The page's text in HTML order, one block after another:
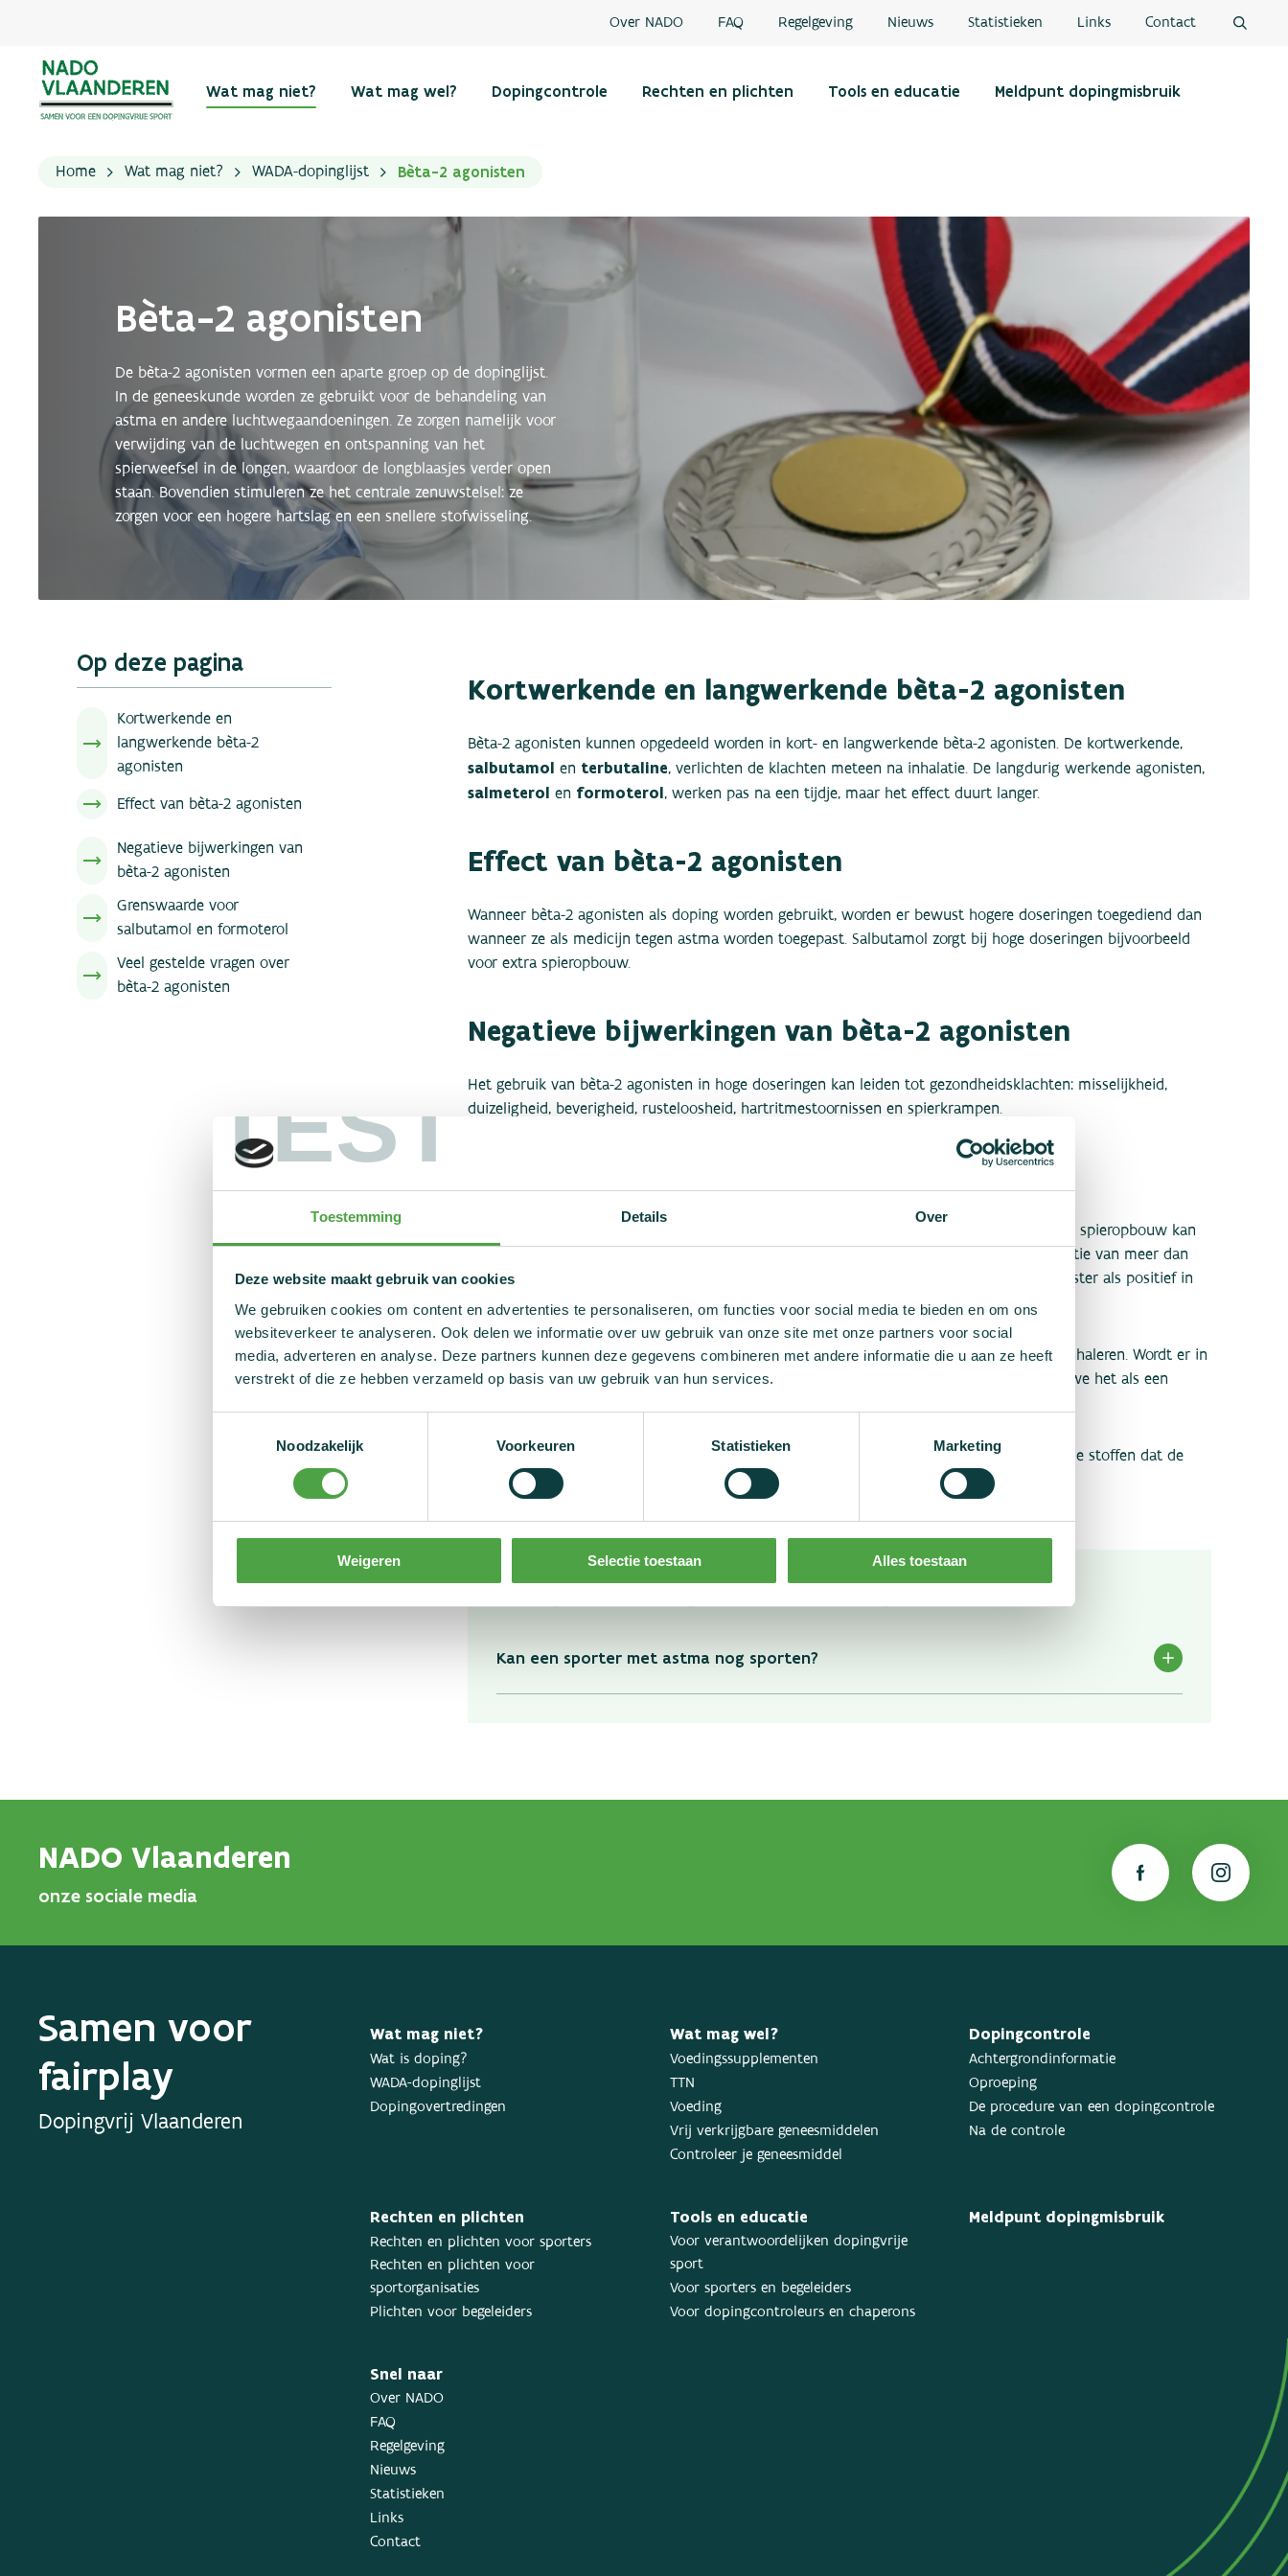
TEST
Toestemming Details Over
Deze website maakt gebruik van cookies
We gebruiken cookies om content en advertenties te personaliseren, om functies voor social media te bieden en om ons
websiteverkeer te analyseren. Ook delen we informatie over uw gebruik van onze site met onze partners voor social
media, adverteren en analyse. Deze partners kunnen deze gegevens combineren met andere informatie die u aan ze heeft
verstrekt of die ze hebben verzameld op basis van uw gebruik van hun services.
Noodzakelijk
Voorkeuren Statistieken Marketing
Weigeren Selectie toestaan Alles toestaan
Over NADO FAQ Regelgeving Nieuws Statistieken Links Contact
Wat mag niet? Wat mag wel? Dopingcontrole Rechten en plichten Tools en educatie Meldpunt dopingmisbruik
Home Wat mag niet? WADA-dopinglijst Bèta-2 agonisten
Bèta-2 agonisten
De bèta-2 agonisten vormen een aparte groep op de dopinglijst.
In de geneeskunde worden ze gebruikt voor de behandeling van
astma en andere luchtwegaandoeningen. Ze zorgen namelijk voor
verwijding van de luchtwegen en ontspanning van het
spierweefsel in de longen, waardoor de longblaasjes verder open
staan. Bovendien stimuleren ze het centrale zenuwstelsel: ze
zorgen voor een hogere hartslag en een snellere stofwisseling.
Op deze pagina
Kortwerkende en
langwerkende bèta-2
agonisten
Effect van bèta-2 agonisten
Negatieve bijwerkingen van
bèta-2 agonisten
Grenswaarde voor
salbutamol en formoterol
Veel gestelde vragen over
bèta-2 agonisten
Kortwerkende en langwerkende bèta-2 agonisten
Bèta-2 agonisten kunnen opgedeeld worden in kort- en langwerkende bèta-2 agonisten. De kortwerkende,
salbutamol en terbutaline, verlichten de klachten meteen na inhalatie. De langdurig werkende agonisten,
salmeterol en formoterol, werken pas na een tijdje, maar het effect duurt langer.
Effect van bèta-2 agonisten
Wanneer bèta-2 agonisten als doping worden gebruikt, worden er bewust hogere doseringen toegediend dan
wanneer ze als medicijn tegen astma worden toegepast. Salbutamol zorgt bij hoge doseringen bijvoorbeeld
voor extra spieropbouw.
Negatieve bijwerkingen van bèta-2 agonisten
Het gebruik van bèta-2 agonisten in hoge doseringen kan leiden tot gezondheidsklachten: misselijkheid,
duizeligheid, beverigheid, rusteloosheid, hartritmestoornissen en spierkrampen.
Grenswaarde voor salbutamol en formoterol
Voor salbutamol geldt een grenswaarde, omdat het middel bij hoge doseringen voor extra spieropbouw kan
zorgen. In dat geval werkt het als een anabool middel. Wordt er in de urine een concentratie van meer dan
1000 nanogram salbutamol per milliliter aangetroffen, dan beschouwen we het urinemonster als positief in
de categorie anabole middelen, ongeacht de aanwezigheid van een TTN.
Ook voor formoterol geldt een grenswaarde: je mag maximaal 54 microgram per 24 uur inhaleren. Wordt er in
de urine een concentratie van 30 nanogram per milliliter aangetroffen, dan beschouwen we het als een
Voor de andere bèta-2 agonisten is er geen grenswaarde opgesteld. Toch geldt ook voor die stoffen dat de
sporter altijd de dosering moet volgen die op zijn of haar toestemming staat vermeld.
Veel gestelde vragen over bèta-2 agonisten
Kan een sporter met astma nog sporten?
NADO Vlaanderen
onze sociale media
Samen voor
fairplay
Dopingvrij Vlaanderen
Wat mag niet?
Wat is doping?
WADA-dopinglijst
Dopingovertredingen
Wat mag wel?
Voedingssupplementen
TTN
Voeding
Vrij verkrijgbare geneesmiddelen
Controleer je geneesmiddel
Dopingcontrole
Achtergrondinformatie
Oproeping
De procedure van een dopingcontrole
Na de controle
Rechten en plichten
Rechten en plichten voor sporters
Rechten en plichten voor
sportorganisaties
Plichten voor begeleiders
Tools en educatie
Voor verantwoordelijken dopingvrije
sport
Voor sporters en begeleiders
Voor dopingcontroleurs en chaperons
Meldpunt dopingmisbruik
Snel naar
Over NADO
FAQ
Regelgeving
Nieuws
Statistieken
Links
Contact